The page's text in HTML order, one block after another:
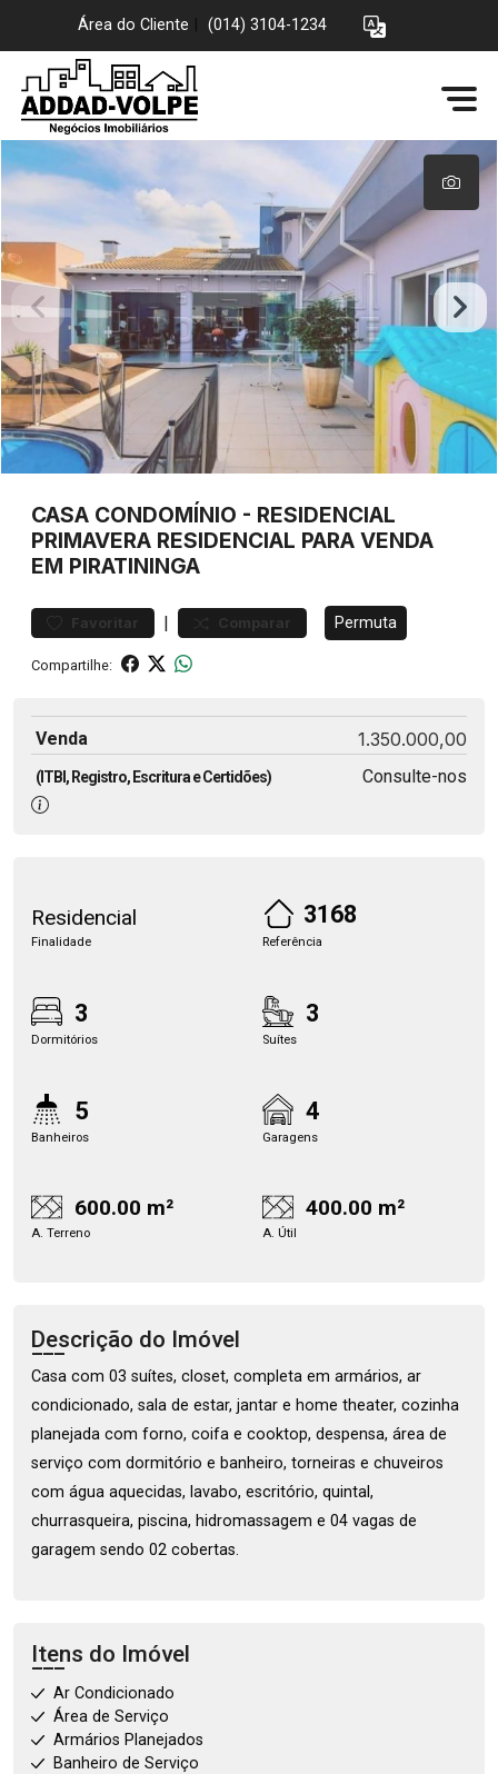
Área do Cliente (014) 3104-1234
CASA CONDOMÍNIO - RESIDENCIAL
PRIMAVERA RESIDENCIAL PARA VENDA
EM PIRATININGA
Favoritar | Comparar Permuta
Compartilhe:
Venda 1.350.000,00
(ITBI, Registro, Escritura e Certidões) Consulte-nos
Residencial
Finalidade
3168
Referência
3
Dormitórios
3
Suítes
5
Banheiros
4
Garagens
600.00 m²
A. Terreno
400.00 m²
A. Útil
Descrição do Imóvel
Casa com 03 suítes, closet, completa em armários, ar
condicionado, sala de estar, jantar e home theater, cozinha
planejada com forno, coifa e cooktop, despensa, área de
serviço com dormitório e banheiro, torneiras e chuveiros
com água aquecidas, lavabo, escritório, quintal,
churrasqueira, piscina, hidromassagem e 04 vagas de
garagem sendo 02 cobertas.
Itens do Imóvel
Ar Condicionado
Área de Serviço
Armários Planejados
Banheiro de Serviço